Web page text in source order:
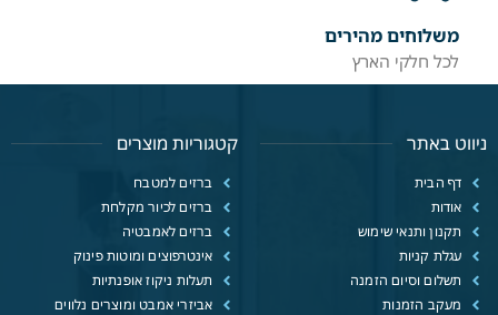
משלוחים מהירים
לכל חלקי הארץ
ניווט באתר
דף הבית
אודות
תקנון ותנאי שימוש
עגלת קניות
תשלום וסיום הזמנה
מעקב הזמנות
קטגוריות מוצרים
ברזים למטבח
ברזים לכיור מקלחת
ברזים לאמבטיה
אינטרפוצים ומוטות פינוק
תעלות ניקוז אופנתיות
אביזרי אמבט ומוצרים נלווים